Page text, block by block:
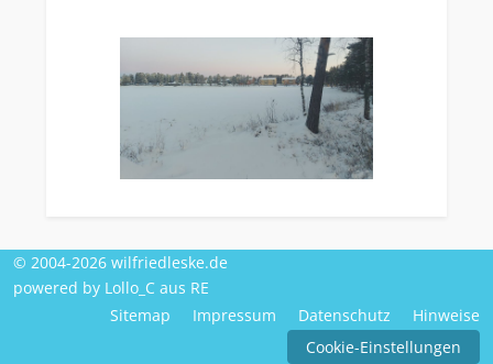
© 2004-2026 wilfriedleske.de
powered by Lollo_C aus RE
Sitemap
Impressum Datenschutz
Hinweise
Cookie-Einstellungen